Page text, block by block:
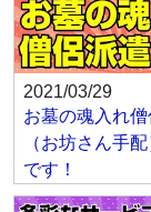
2021/03/29
お墓の魂入れ
（お坊さん手
です！